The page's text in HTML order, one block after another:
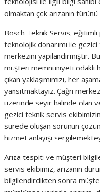
olmaktan çok arızanın
Bosch Teknik Servis,
teknolojik donanımı ile
merkezini yapılandırmıştır.
müşteri memnuniyeti odaklı
çıkan yaklaşımımızı, her
yansıtmaktayız. Çağrı
üzerinde seyir halinde olan
gezici teknik servis
sürede oluşan sorunun
hizmet anlayışı
Arıza tespiti ve müşteri
servis ekibimiz, arızanın
bilgilendirdikten sonra